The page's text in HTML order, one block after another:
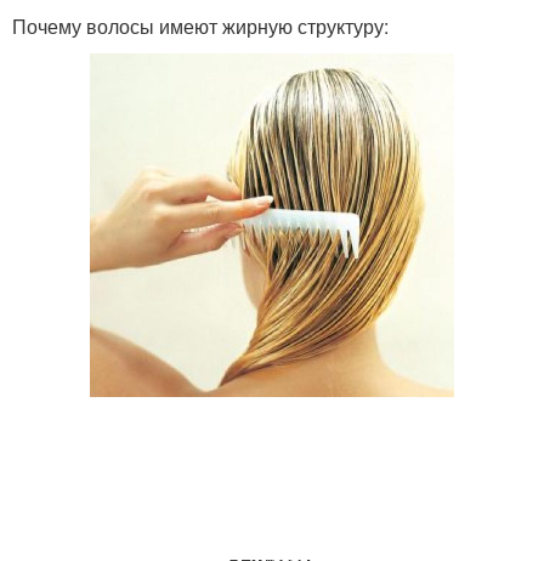
Горчичные маски
Маски для снижения Маска с водой
Маска для сухих
кончиков
Почему волосы имеют жирную структуру: